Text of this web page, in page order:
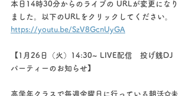
本日14時30分からのライブの URLが変更になり
ました。以下のURLをクリックしてください。
https://youtu.be/SzV8GcnUyGA
【1月26日（火）14:30~ LIVE配信　投げ銭DJ
パーティーのお知らせ】
高学年クラスで毎週金曜日に行っている朝活✩未